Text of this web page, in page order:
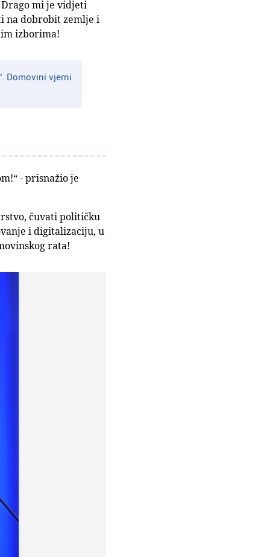
mi je vidjeti
na dobrobit zemlje i
izborima!
Domovini vjerni
- prisnažio je
čuvati političku
i digitalizaciju, u
rata!